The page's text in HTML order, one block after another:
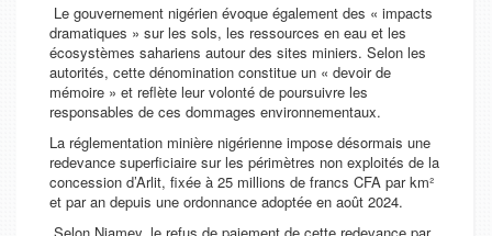
Le gouvernement nigérien évoque également des « impacts
dramatiques » sur les sols, les ressources en eau et les
écosystèmes sahariens autour des sites miniers. Selon les
autorités, cette dénomination constitue un « devoir de
mémoire » et reflète leur volonté de poursuivre les
responsables de ces dommages environnementaux.
La réglementation minière nigérienne impose désormais une
redevance superficiaire sur les périmètres non exploités de la
concession d’Arlit, fixée à 25 millions de francs CFA par km²
et par an depuis une ordonnance adoptée en août 2024.